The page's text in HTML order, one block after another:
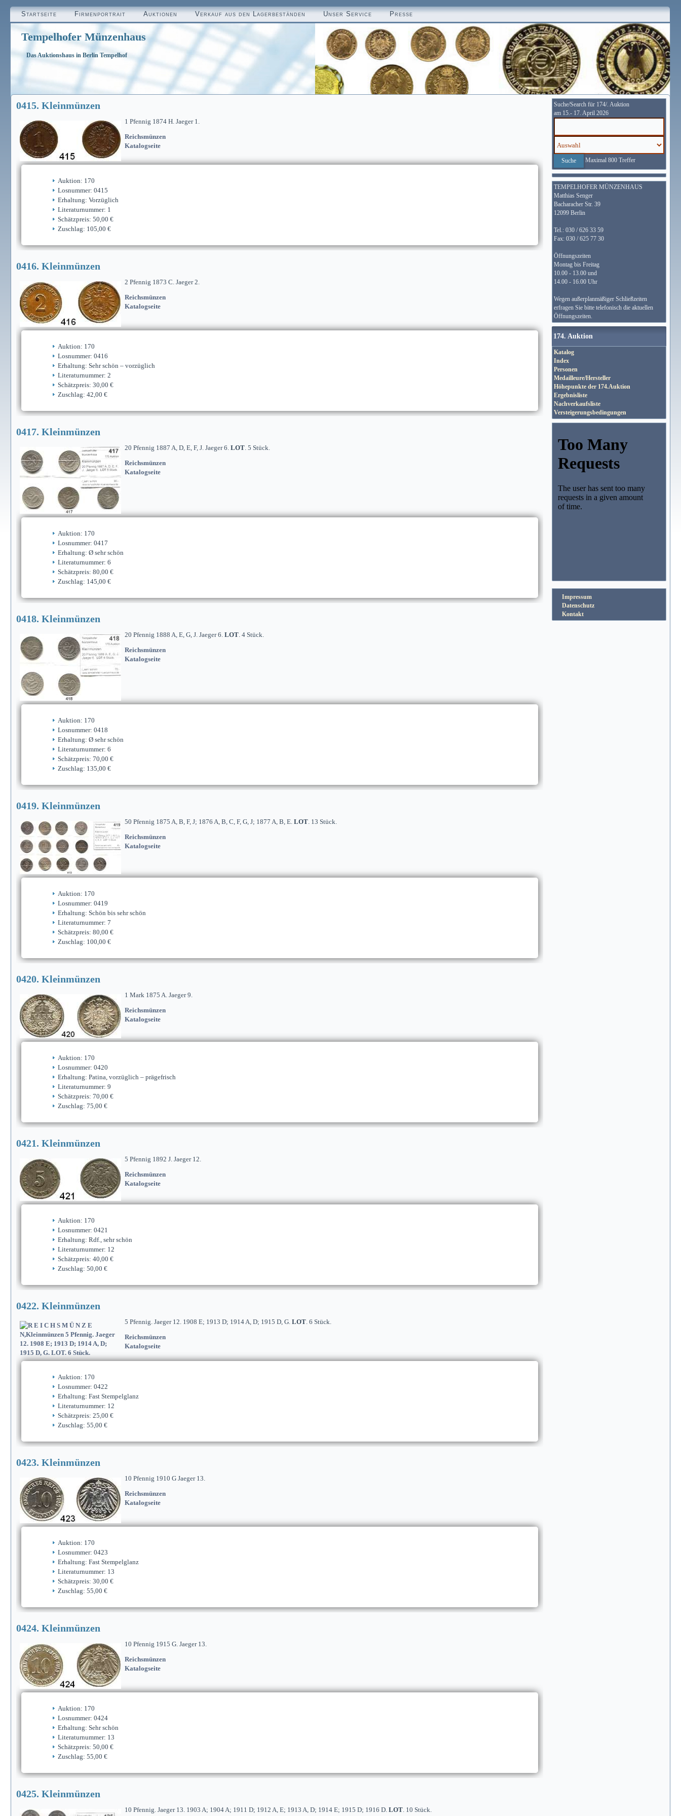
Startseite Firmenportrait Auktionen Verkauf aus den Lagerbeständen Unser Service Presse
Tempelhofer Münzenhaus
Das Auktionshaus in Berlin Tempelhof
0415. Kleinmünzen
1 Pfennig 1874 H. Jaeger 1.
Reichsmünzen
Katalogseite
Auktion: 170
Losnummer: 0415
Erhaltung: Vorzüglich
Literaturnummer: 1
Schätzpreis: 50,00 €
Zuschlag: 105,00 €
0416. Kleinmünzen
2 Pfennig 1873 C. Jaeger 2.
Reichsmünzen
Katalogseite
Auktion: 170
Losnummer: 0416
Erhaltung: Sehr schön – vorzüglich
Literaturnummer: 2
Schätzpreis: 30,00 €
Zuschlag: 42,00 €
0417. Kleinmünzen
20 Pfennig 1887 A, D, E, F, J. Jaeger 6. LOT. 5 Stück.
Reichsmünzen
Katalogseite
Auktion: 170
Losnummer: 0417
Erhaltung: Ø sehr schön
Literaturnummer: 6
Schätzpreis: 80,00 €
Zuschlag: 145,00 €
0418. Kleinmünzen
20 Pfennig 1888 A, E, G, J. Jaeger 6. LOT. 4 Stück.
Reichsmünzen
Katalogseite
Auktion: 170
Losnummer: 0418
Erhaltung: Ø sehr schön
Literaturnummer: 6
Schätzpreis: 70,00 €
Zuschlag: 135,00 €
0419. Kleinmünzen
50 Pfennig 1875 A, B, F, J; 1876 A, B, C, F, G, J; 1877 A, B, E. LOT. 13 Stück.
Reichsmünzen
Katalogseite
Auktion: 170
Losnummer: 0419
Erhaltung: Schön bis sehr schön
Literaturnummer: 7
Schätzpreis: 80,00 €
Zuschlag: 100,00 €
0420. Kleinmünzen
1 Mark 1875 A. Jaeger 9.
Reichsmünzen
Katalogseite
Auktion: 170
Losnummer: 0420
Erhaltung: Patina, vorzüglich – prägefrisch
Literaturnummer: 9
Schätzpreis: 70,00 €
Zuschlag: 75,00 €
0421. Kleinmünzen
5 Pfennig 1892 J. Jaeger 12.
Reichsmünzen
Katalogseite
Auktion: 170
Losnummer: 0421
Erhaltung: Rdf., sehr schön
Literaturnummer: 12
Schätzpreis: 40,00 €
Zuschlag: 50,00 €
0422. Kleinmünzen
5 Pfennig. Jaeger 12. 1908 E; 1913 D; 1914 A, D; 1915 D, G. LOT. 6 Stück.
Reichsmünzen
Katalogseite
Auktion: 170
Losnummer: 0422
Erhaltung: Fast Stempelglanz
Literaturnummer: 12
Schätzpreis: 25,00 €
Zuschlag: 55,00 €
0423. Kleinmünzen
10 Pfennig 1910 G Jaeger 13.
Reichsmünzen
Katalogseite
Auktion: 170
Losnummer: 0423
Erhaltung: Fast Stempelglanz
Literaturnummer: 13
Schätzpreis: 30,00 €
Zuschlag: 55,00 €
0424. Kleinmünzen
10 Pfennig 1915 G. Jaeger 13.
Reichsmünzen
Katalogseite
Auktion: 170
Losnummer: 0424
Erhaltung: Sehr schön
Literaturnummer: 13
Schätzpreis: 50,00 €
Zuschlag: 55,00 €
0425. Kleinmünzen
10 Pfennig. Jaeger 13. 1903 A; 1904 A; 1911 D; 1912 A, E; 1913 A, D; 1914 E; 1915 D; 1916 D. LOT. 10 Stück.
Suche/Search für 174/. Auktion
am 15.- 17. April 2026
Maximal 800 Treffer
TEMPELHOFER MÜNZENHAUS
Matthias Senger
Bacharacher Str. 39
12099 Berlin
Tel.: 030 / 626 33 59
Fax: 030 / 625 77 30
Öffnungszeiten
Montag bis Freitag
10.00 - 13.00 und
14.00 - 16.00 Uhr
Wegen außerplanmäßiger Schließzeiten
erfragen Sie bitte telefonisch die aktuellen
Öffnungszeiten.
174. Auktion
Katalog
Index
Personen
Medailleure/Hersteller
Höhepunkte der 174.Auktion
Ergebnisliste
Nachverkaufsliste
Versteigerungsbedingungen
Impressum
Datenschutz
Kontakt